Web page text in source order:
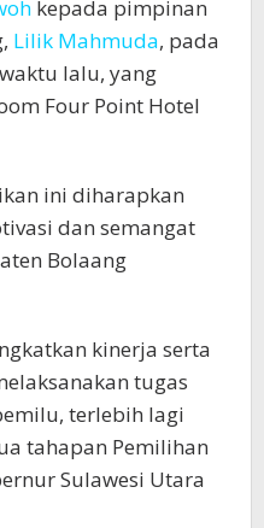
kepada pimpinan
Lilik Mahmuda, pada
lalu, yang
Four Point Hotel
ini diharapkan
dan semangat
Bolaang
kinerja serta
tugas
terlebih lagi
tahapan Pemilihan
Sulawesi Utara